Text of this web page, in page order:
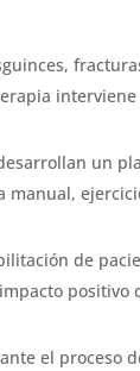
un
de
positivo
el proceso